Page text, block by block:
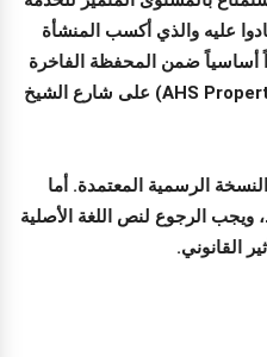
عليه والذي أكسب المنشأة
أساسياً ضمن المحفظة الفاخرة
لشركة "إيه إتش إس" العقارية (AHS Properties) على شارع الشيخ
الرسمية المعتمدة. أما
الرجوع لنص اللغة الأصلية
القانوني.